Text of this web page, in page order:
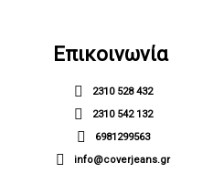
Επικοινωνία
2310 528 432
2310 542 132
6981299563
info@coverjeans.gr